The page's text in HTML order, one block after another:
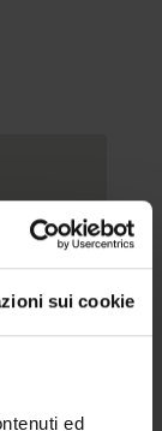
sui cookie
ed